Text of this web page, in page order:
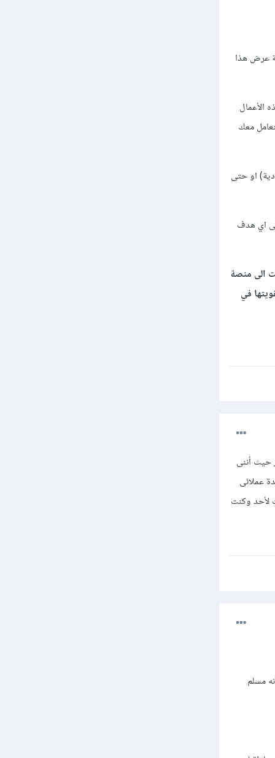
عرض هذا
الأعمال
معك
او حتى
اي هدف
الى منصة
في
حيث أننى
عملائى
لنفسى وليست لأحد وكنت
مسلم